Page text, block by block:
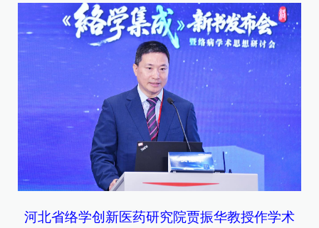
河北省络学创新医药研究院贾振华教授作学术